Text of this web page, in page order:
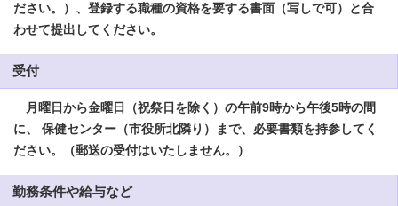
ださい。）、登録する職種の資格を要する書面（写しで可）と合
わせて提出してください。
受付
月曜日から金曜日（祝祭日を除く）の午前9時から午後5時の間
に、
保健センター（市役所北隣り）まで、必要書類を持参してく
ださい。（郵送の受付はいたしません。）
勤務条件や給与など